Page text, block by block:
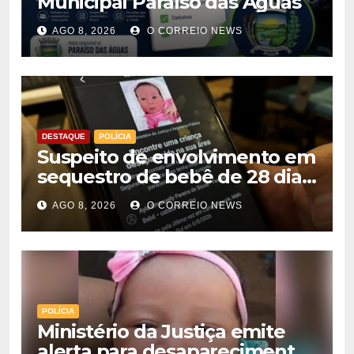
AGO 8, 2026 O CORREIO NEWS
DESTAQUE POLÍCIA
Suspeito de envolvimento em
sequestro de bebê de 28 dias
é preso na Capital
AGO 8, 2026 O CORREIO NEWS
POLÍCIA
Ministério da Justiça emite